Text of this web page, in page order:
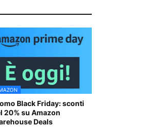
Black Friday: sconti
20% su Amazon
Deals